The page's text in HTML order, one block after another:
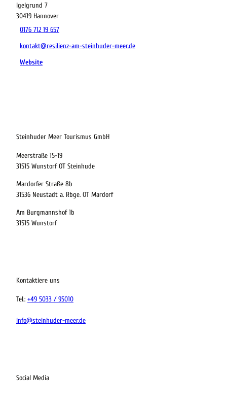
Kinder
buchen
Igelgrund 7
30419 Hannover
0176 712 19 657
kontakt@resilienz-am-steinhuder-meer.de
Website
Steinhuder Meer Tourismus GmbH
Meerstraße 15-19
31515 Wunstorf OT Steinhude
Mardorfer Straße 8b
31536 Neustadt a. Rbge. OT Mardorf
Am Burgmannshof 1b
31515 Wunstorf
Kontaktiere uns
Tel.: +49 5033 / 95010
info@steinhuder-meer.de
Social Media